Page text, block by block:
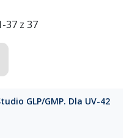
37 z 37
GLP/GMP. Dla UV-42